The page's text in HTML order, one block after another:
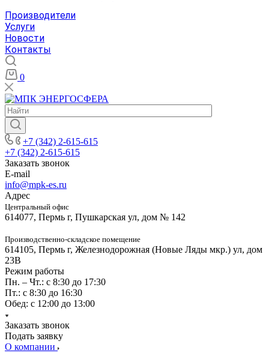
Производители
Услуги
Новости
Контакты
0
+7 (342) 2-615-615
+7 (342) 2-615-615
Заказать звонок
E-mail
info@mpk-es.ru
Адрес
Центральный офис
614077, Пермь г, Пушкарская ул, дом № 142
Производственно-складское помещение
614105, Пермь г, Железнодорожная (Новые Ляды мкр.) ул, дом
23В
Режим работы
Пн. – Чт.: с 8:30 до 17:30
Пт.: с 8:30 до 16:30
Обед: с 12:00 до 13:00
Заказать звонок
Подать заявку
О компании